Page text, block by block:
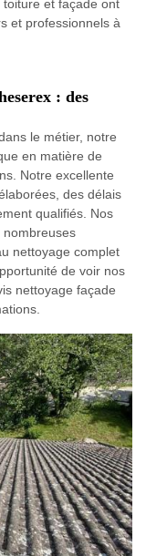
et façade ont
et professionnels à
: des
le métier, notre
en matière de
Notre excellente
des délais
qualifiés. Nos
nombreuses
nettoyage complet
de voir nos
nettoyage façade